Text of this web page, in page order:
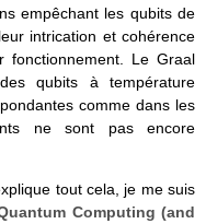
empêchant les qubits de
intrication et cohérence
Le Graal
qubits à température
comme dans les
ne sont pas encore
tout cela, je me suis
Computing (and